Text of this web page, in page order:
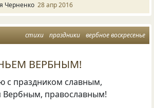
Черненко 28 апр 2016
стихи праздники вербное воскресенье
ВЕРБНЫМ!
с праздником славным,
Вербным, православным!